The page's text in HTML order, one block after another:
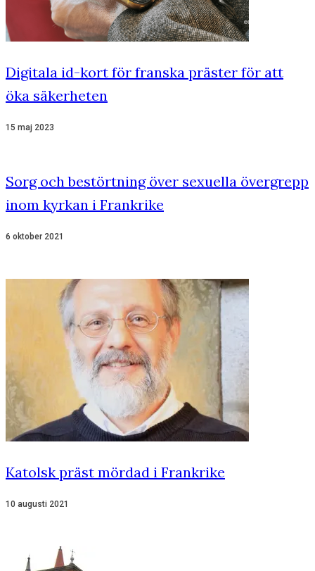
Digitala id-kort för franska präster för att
öka säkerheten
15 maj 2023
Sorg och bestörtning över sexuella övergrepp
inom kyrkan i Frankrike
6 oktober 2021
Katolsk präst mördad i Frankrike
10 augusti 2021